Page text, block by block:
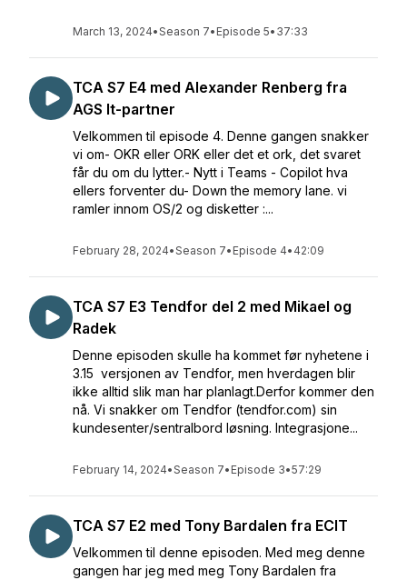
March 13, 2024•Season 7• Episode 5• 37:33
TCA S7 E4 med Alexander Renberg fra
AGS It-partner
Velkommen til episode 4. Denne gangen snakker
vi om- OKR eller ORK eller det et ork, det svaret
får du om du lytter.- Nytt i Teams - Copilot hva
ellers forventer du- Down the memory lane. vi
ramler innom OS/2 og disketter :...
February 28, 2024•Season 7• Episode 4• 42:09
TCA S7 E3 Tendfor del 2 med Mikael og
Radek
Denne episoden skulle ha kommet før nyhetene i
3.15 versjonen av Tendfor, men hverdagen blir
ikke alltid slik man har planlagt.Derfor kommer den
nå. Vi snakker om Tendfor (tendfor.com) sin
kundesenter/sentralbord løsning. Integrasjone...
February 14, 2024•Season 7• Episode 3•57:29
TCA S7 E2 med Tony Bardalen fra ECIT
Velkommen til denne episoden. Med meg denne
gangen har jeg med meg Tony Bardalen fra